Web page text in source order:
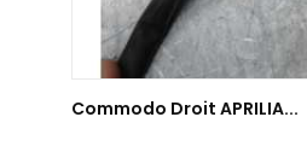
AJOUTER AU PANIER
Commodo Droit APRILIA...